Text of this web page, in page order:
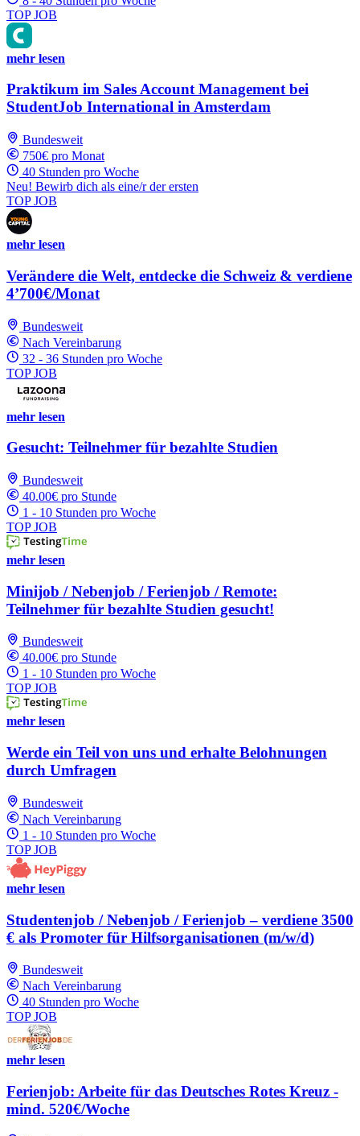
TOP JOB
mehr lesen
Praktikum im Sales Account Management bei
StudentJob International in Amsterdam
Bundesweit
750€ pro Monat
40 Stunden pro Woche
Neu! Bewirb dich als eine/r der ersten
TOP JOB
mehr lesen
Verändere die Welt, entdecke die Schweiz & verdiene
4’700€/Monat
Bundesweit
Nach Vereinbarung
32 - 36 Stunden pro Woche
TOP JOB
mehr lesen
Gesucht: Teilnehmer für bezahlte Studien
Bundesweit
40.00€ pro Stunde
1 - 10 Stunden pro Woche
TOP JOB
mehr lesen
Minijob / Nebenjob / Ferienjob / Remote:
Teilnehmer für bezahlte Studien gesucht!
Bundesweit
40.00€ pro Stunde
1 - 10 Stunden pro Woche
TOP JOB
mehr lesen
Werde ein Teil von uns und erhalte Belohnungen
durch Umfragen
Bundesweit
Nach Vereinbarung
1 - 10 Stunden pro Woche
TOP JOB
mehr lesen
Studentenjob / Nebenjob / Ferienjob – verdiene 3500
€ als Promoter für Hilfsorganisationen (m/w/d)
Bundesweit
Nach Vereinbarung
40 Stunden pro Woche
TOP JOB
mehr lesen
Ferienjob: Arbeite für das Deutsches Rotes Kreuz -
mind. 520€/Woche